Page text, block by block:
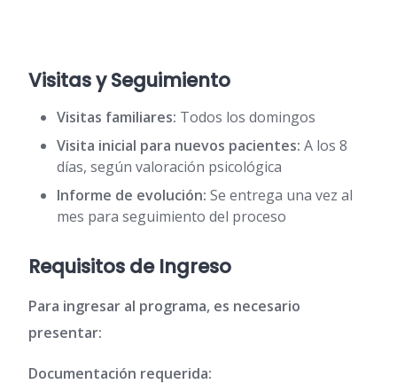
Visitas y Seguimiento
Visitas familiares: Todos los domingos
Visita inicial para nuevos pacientes: A los 8
días, según valoración psicológica
Informe de evolución: Se entrega una vez al
mes para seguimiento del proceso
Requisitos de Ingreso
Para ingresar al programa, es necesario
presentar:
Documentación requerida: